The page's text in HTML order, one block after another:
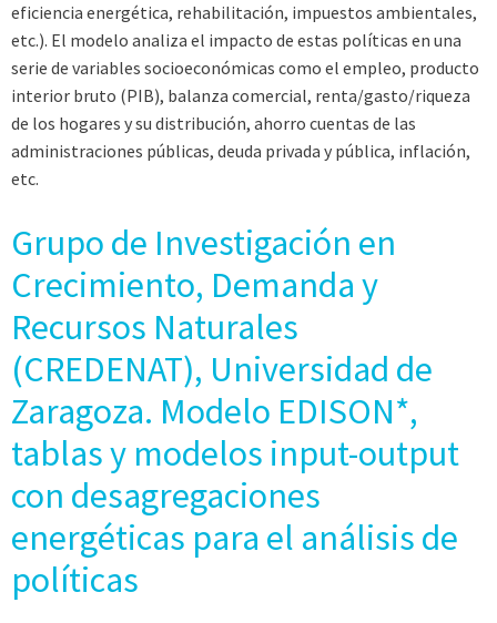
eficiencia energética, rehabilitación, impuestos ambientales,
etc.). El modelo analiza el impacto de estas políticas en una
serie de variables socioeconómicas como el empleo, producto
interior bruto (PIB), balanza comercial, renta/gasto/riqueza
de los hogares y su distribución, ahorro cuentas de las
administraciones públicas, deuda privada y pública, inflación,
etc.
Grupo de Investigación en
Crecimiento, Demanda y
Recursos Naturales
(CREDENAT), Universidad de
Zaragoza. Modelo EDISON*,
tablas y modelos input-output
con desagregaciones
energéticas para el análisis de
políticas